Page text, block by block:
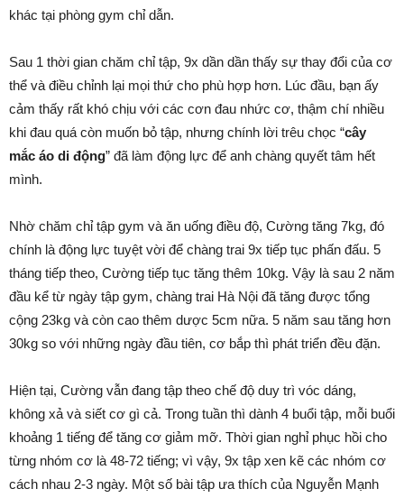
khác tại phòng gym chỉ dẫn.
Sau 1 thời gian chăm chỉ tập, 9x dần dần thấy sự thay đổi của cơ
thể và điều chỉnh lại mọi thứ cho phù hợp hơn. Lúc đầu, bạn ấy
cảm thấy rất khó chịu với các cơn đau nhức cơ, thậm chí nhiều
khi đau quá còn muốn bỏ tập, nhưng chính lời trêu chọc “cây
mắc áo di động” đã làm động lực để anh chàng quyết tâm hết
mình.
Nhờ chăm chỉ tập gym và ăn uống điều độ, Cường tăng 7kg, đó
chính là động lực tuyệt vời để chàng trai 9x tiếp tục phấn đấu. 5
tháng tiếp theo, Cường tiếp tục tăng thêm 10kg. Vậy là sau 2 năm
đầu kể từ ngày tập gym, chàng trai Hà Nội đã tăng được tổng
cộng 23kg và còn cao thêm dược 5cm nữa. 5 năm sau tăng hơn
30kg so với những ngày đầu tiên, cơ bắp thì phát triển đều đặn.
Hiện tại, Cường vẫn đang tập theo chế độ duy trì vóc dáng,
không xả và siết cơ gì cả. Trong tuần thì dành 4 buổi tập, mỗi buổi
khoảng 1 tiếng để tăng cơ giảm mỡ. Thời gian nghỉ phục hồi cho
từng nhóm cơ là 48-72 tiếng; vì vậy, 9x tập xen kẽ các nhóm cơ
cách nhau 2-3 ngày. Một số bài tập ưa thích của Nguyễn Mạnh